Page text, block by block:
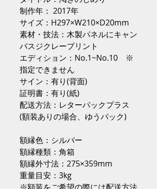
制作年： 2017年
サイズ：H297×W210×D20mm
素材・技法：木製パネルにキャン
バスジクレープリント
エディション：No.1~No.10 ※
指定できません
サイン：有り(背面)
証明書：有り(紙)
配送方法：レターパックプラス
(額装ありの場合、ゆうパック)
額縁色：シルバー
額縁種類：角箱
額縁外寸法：275×359mm
重量目安：3kg